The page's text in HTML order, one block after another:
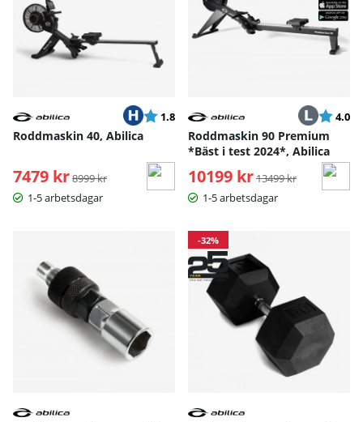
Betyg:
1.8 utav 5 stjärnor
Roddmaskin 40, Abilica
7479 kr Ordinarie pris:
8999 kr
1-5 arbetsdagar
Betyg:
4.0
Roddmaskin 90 Premium
*Bäst i test 2024*, Abilica
10199 kr Ordinarie pris:
13499 kr
1-5 arbetsdagar
-32%